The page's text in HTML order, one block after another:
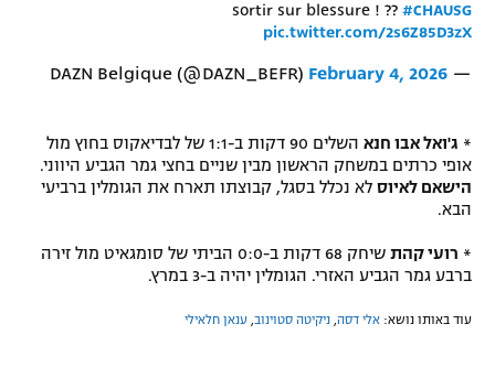
הצטרפות לחבילת הערוצים
לוח דרושים – ג'ובנט
המגזין
sortir sur blessure ! ?? #CHAUSG
pic.twitter.com/2s6Z85D3zX
— DAZN Belgique (@DAZN_BEFR)
February 4, 2026
* ג'ואל אבו חנא
השלים 90 דקות ב-1:1 של לבדיאקוס בחוץ מול
אופי כרתים במשחק הראשון מבין שניים בחצי גמר הגביע היווני.
הישאם לאיוס לא נכלל בסגל, קבוצתו תארח את הגומלין ברביעי
הבא.
* רועי קהת
שיחק 68 דקות ב-0:0 הביתי של סומגאיט מול זירה
ברבע גמר הגביע האזרי. הגומלין יהיה ב-3 במרץ.
עוד באותו נושא: אלי דסה, ניקיטה סטוינוב, ענאן חלאילי